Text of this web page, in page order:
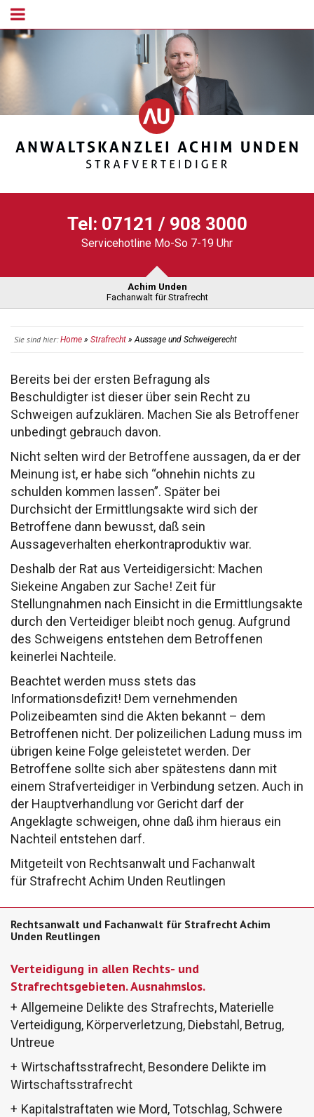
Tel: 07121 / 908 3000
Servicehotline Mo-So 7-19 Uhr
Achim Unden
Fachanwalt für Strafrecht
Sie sind hier:Home » Strafrecht » Aussage und Schweigerecht
Bereits bei der ersten Befragung als
Beschuldigter ist dieser über sein Recht zu
Schweigen aufzuklären. Machen Sie als Betroffener
unbedingt gebrauch davon.
Nicht selten wird der Betroffene aussagen, da er der
Meinung ist, er habe sich “ohnehin nichts zu
schulden kommen lassen”. Später bei
Durchsicht der Ermittlungsakte wird sich der
Betroffene dann bewusst, daß sein
Aussageverhalten eherkontraproduktiv war.
Deshalb der Rat aus Verteidigersicht: Machen
Siekeine Angaben zur Sache! Zeit für
Stellungnahmen nach Einsicht in die Ermittlungsakte
durch den Verteidiger bleibt noch genug. Aufgrund
des Schweigens entstehen dem Betroffenen
keinerlei Nachteile.
Beachtet werden muss stets das
Informationsdefizit! Dem vernehmenden
Polizeibeamten sind die Akten bekannt – dem
Betroffenen nicht. Der polizeilichen Ladung muss im
übrigen keine Folge geleistetet werden. Der
Betroffene sollte sich aber spätestens dann mit
einem Strafverteidiger in Verbindung setzen. Auch in
der Hauptverhandlung vor Gericht darf der
Angeklagte schweigen, ohne daß ihm hieraus ein
Nachteil entstehen darf.
Mitgeteilt von Rechtsanwalt und Fachanwalt
für Strafrecht Achim Unden Reutlingen
Rechtsanwalt und Fachanwalt für Strafrecht Achim
Unden Reutlingen
Verteidigung in allen Rechts- und
Strafrechtsgebieten. Ausnahmslos.
Allgemeine Delikte des Strafrechts, Materielle
Verteidigung, Körperverletzung, Diebstahl, Betrug,
Untreue
Wirtschaftsstrafrecht, Besondere Delikte im
Wirtschaftsstrafrecht
Kapitalstraftaten wie Mord, Totschlag, Schwere